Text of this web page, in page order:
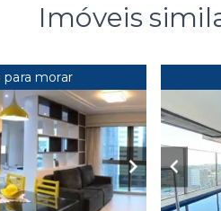
Imóveis
morar